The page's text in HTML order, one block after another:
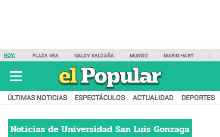
HOY: PLAZA VEA NALDY SALDAÑA MUNDO MARIO HART
ÚLTIMAS NOTICIAS ESPECTÁCULOS ACTUALIDAD DEPORTES
Noticias de Universidad San Luis Gonzaga